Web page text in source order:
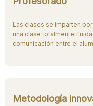
Las clases se imparten
una clase totalmente
comunicación entre el
Metodología